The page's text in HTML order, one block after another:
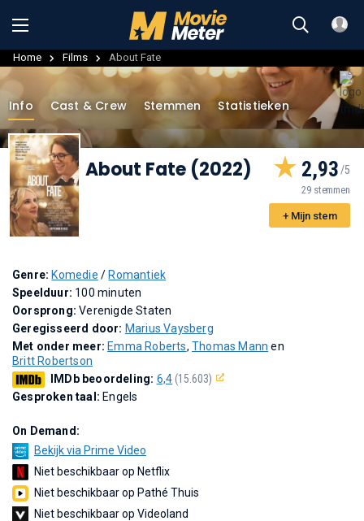
Home Films About Fate
Info Cast & Crew Stemmen Statistieken
About Fate (2022) 2,93
29 stemmen
+ Mijn stem
Genre: Komedie / Romantiek
Speelduur: 100 minuten
Oorsprong:Verenigde Staten
Geregisseerd door: Marius Vaysberg
Met onder meer: Emma Roberts,Thomas Mann en
Britt Robertson
IMDb beoordeling: 6,4(15.603)
Gesproken taal: Engels
On Demand:
Bekijk via Prime Video
Niet beschikbaar op Netflix
Niet beschikbaar op Pathé Thuis
Niet beschikbaar op Videoland